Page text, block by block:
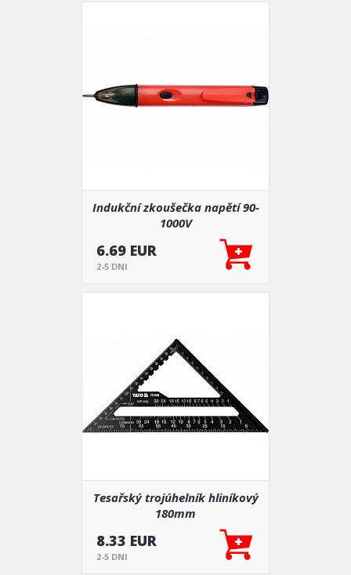
Indukční zkoušečka napětí 90-
1000V
6.69 EUR
2-5 DNI
Tesařský trojúhelník hliníkový
180mm
8.33 EUR
2-5 DNI